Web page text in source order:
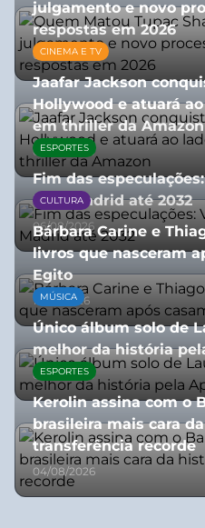
julgamento e novo
respostas em 2026
05/08/2026
CINEMA E TV
Jaafar Jackson
Hollywood e atuará
em thriller da Amazon
06/08/2026
ESPORTES
Fim das
Real Madrid até 2032
06/08/2026
CULTURA
Bárbara Carine e
livros que nasceram
Egito
10/07/2026
MÚSICA
Único álbum solo de
melhor da história
06/08/2026
ESPORTES
Kerolin assina com o
brasileira mais cara
transferência recorde
04/08/2026